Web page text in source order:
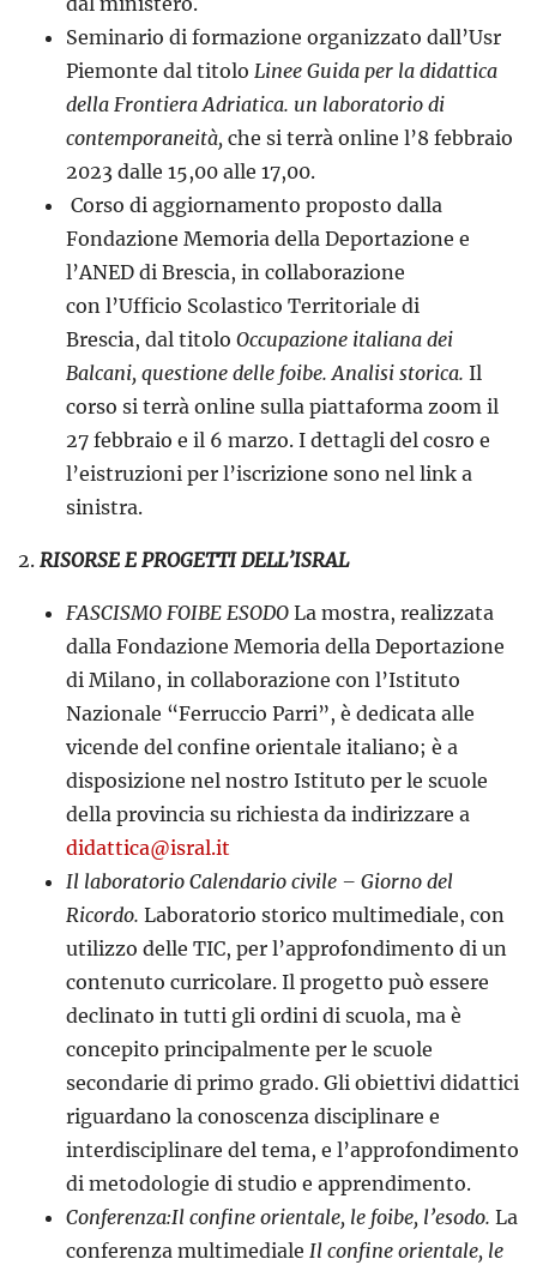
Seminario di formazione organizzato dall’Usr
Piemonte dal titolo Linee Guida per la didattica
della Frontiera Adriatica. un laboratorio di
contemporaneità, che si terrà online l’8 febbraio
2023 dalle 15,00 alle 17,00.
Corso di aggiornamento proposto dalla
Fondazione Memoria della Deportazione e
l’ANED di Brescia, in collaborazione
con l’Ufficio Scolastico Territoriale di
Brescia, dal titolo Occupazione italiana dei
Balcani, questione delle foibe. Analisi storica. Il
corso si terrà online sulla piattaforma zoom il
27 febbraio e il 6 marzo. I dettagli del cosro e
l’eistruzioni per l’iscrizione sono nel link a
sinistra.
2. RISORSE E PROGETTI DELL’ISRAL
FASCISMO FOIBE ESODO La mostra, realizzata
dalla Fondazione Memoria della Deportazione
di Milano, in collaborazione con l’Istituto
Nazionale “Ferruccio Parri”, è dedicata alle
vicende del confine orientale italiano; è a
disposizione nel nostro Istituto per le scuole
della provincia su richiesta da indirizzare a
didattica@isral.it
Il laboratorio Calendario civile – Giorno del
Ricordo. Laboratorio storico multimediale, con
utilizzo delle TIC, per l’approfondimento di un
contenuto curricolare. Il progetto può essere
declinato in tutti gli ordini di scuola, ma è
concepito principalmente per le scuole
secondarie di primo grado. Gli obiettivi didattici
riguardano la conoscenza disciplinare e
interdisciplinare del tema, e l’approfondimento
di metodologie di studio e apprendimento.
Conferenza:Il confine orientale, le foibe, l’esodo. La
conferenza multimediale Il confine orientale, le